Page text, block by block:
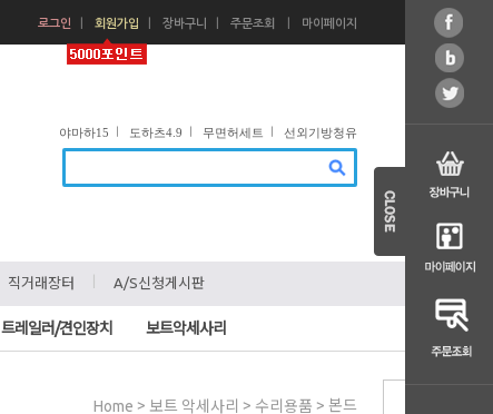
로그인 회원가입 장바구니 주문조회 마이페이지
야마하15 ㅣ 도하츠4.9 ㅣ 무면허세트 ㅣ 선외기방청유
직거래장터 A/S신청게시판
트레일러/견인장치 보트악세사리
Home > 보트 악세사리 > 수리용품 > 본드